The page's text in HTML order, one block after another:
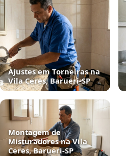
Ajustes em Torneiras na
Vila Ceres, Barueri‑SP
Montagem de
Misturadores na Vila
Ceres, Barueri‑SP